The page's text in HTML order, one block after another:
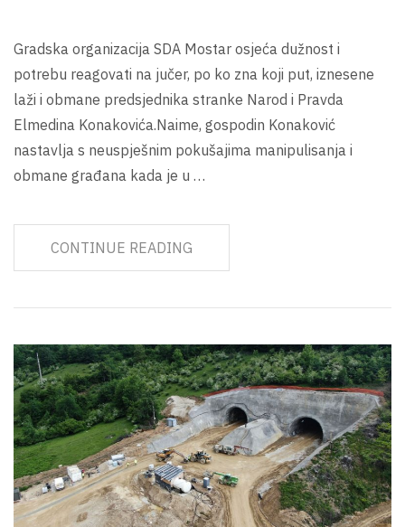
Gradska organizacija SDA Mostar osjeća dužnost i
potrebu reagovati na jučer, po ko zna koji put, iznesene
laži i obmane predsjednika stranke Narod i Pravda
Elmedina Konakovića.Naime, gospodin Konaković
nastavlja s neuspješnim pokušajima manipulisanja i
obmane građana kada je u …
CONTINUE READING